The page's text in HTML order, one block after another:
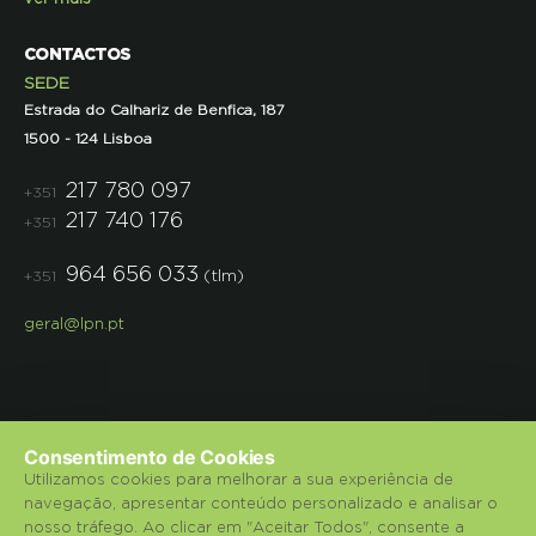
CONTACTOS
SEDE
Estrada do Calhariz de Benfica, 187
1500 - 124 Lisboa
+351 217 780 097
+351 217 740 176
+351 964 656 033 (tlm)
geral@lpn.pt
© 2018 Liga para a Protecção da Natureza.
Consentimento de Cookies
Utilizamos cookies para melhorar a sua experiência de
navegação, apresentar conteúdo personalizado e analisar o
nosso tráfego. Ao clicar em "Aceitar Todos", consente a